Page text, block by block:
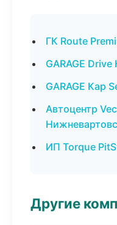
ГК Route
GARAGE
GARAGE Кар
Автоцентр
ИП Torque
Другие